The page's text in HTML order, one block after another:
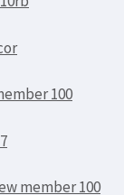
100
member 100